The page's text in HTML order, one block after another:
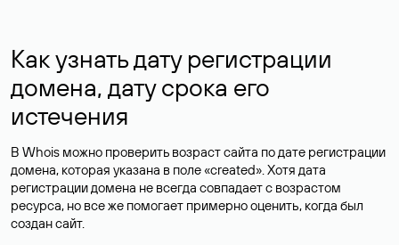
Как узнать дату регистрации
домена, дату срока его
истечения
В Whois можно проверить возраст сайта по дате регистрации
домена, которая указана в поле «created». Хотя дата
регистрации домена не всегда совпадает с возрастом
ресурса, но все же помогает примерно оценить, когда был
создан сайт.